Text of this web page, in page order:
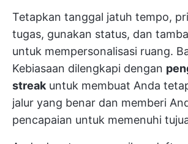
Tetapkan tanggal jatuh tempo,
tugas, gunakan status, dan
untuk mempersonalisasi ruang.
Kebiasaan dilengkapi dengan
streakuntuk membuat Anda
jalur yang benar dan memberi
pencapaian untuk memenuhi